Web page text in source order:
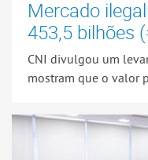
Mercado
453,5 bilhões
CNI divulgou um
mostram que o valor